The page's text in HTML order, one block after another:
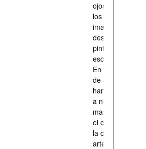
ojos quienes
los han
imaginado,
descrito,
pintado,
esculpido...
En definitiva,
de aquellos
han situado
a nuestras
mascotas en
el centro de
la obra de
arte.